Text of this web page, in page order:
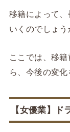
移籍によって、
いくのでしょう
ここでは、移
ら、今後の変化
【女優業】